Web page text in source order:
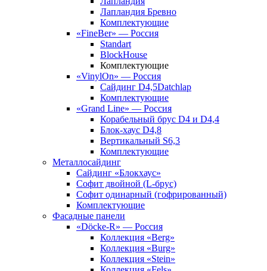
Лапландия Бревно
Комплектующие
«FineBer» — Россия
Standart
BlockHouse
Комплектующие
«VinylOn» — Россия
Сайдинг D4,5Datchlap
Комплектующие
«Grand Line» — Россия
Корабельный брус D4 и D4,4
Блок-хаус D4,8
Вертикальный S6,3
Комплектующие
Металлосайдинг
Сайдинг «Блокхаус»
Софит двойной (L-брус)
Софит одинарный (гофрированный)
Комплектующие
Фасадные панели
«Döcke-R» — Россия
Коллекция «Berg»
Коллекция «Burg»
Коллекция «Stein»